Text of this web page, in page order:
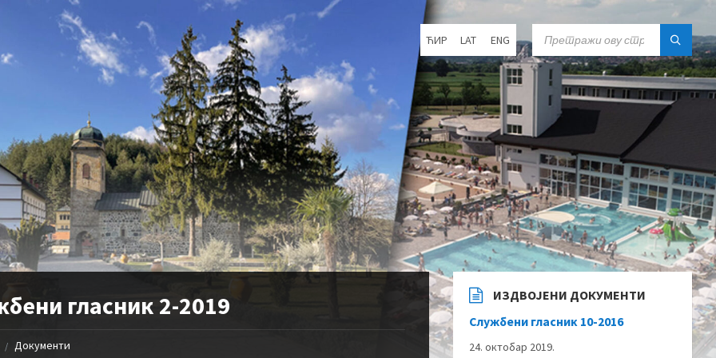
language:
ЋИР LAT ENG
гласник 2-2019
/ Документи
ИЗДВОЈЕНИ ДОКУМЕНТИ
Службени гласник 10-2016
24. октобар 2019.